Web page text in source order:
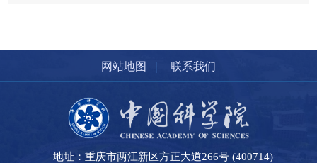
网站地图 | 联系我们
地址：重庆市两江新区方正大道266号 (400714)